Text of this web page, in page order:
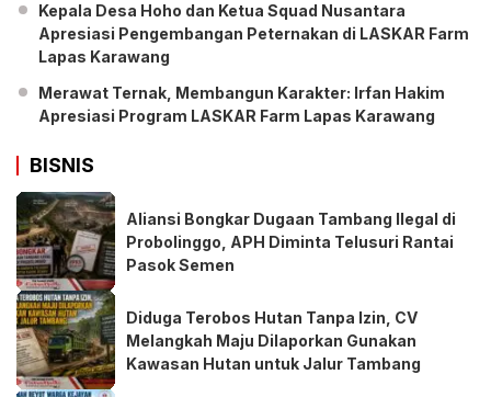
Kepala Desa Hoho dan Ketua Squad Nusantara
Apresiasi Pengembangan Peternakan di LASKAR Farm
Lapas Karawang
Merawat Ternak, Membangun Karakter: Irfan Hakim
Apresiasi Program LASKAR Farm Lapas Karawang
BISNIS
Aliansi Bongkar Dugaan Tambang Ilegal di
Probolinggo, APH Diminta Telusuri Rantai
Pasok Semen
Diduga Terobos Hutan Tanpa Izin, CV
Melangkah Maju Dilaporkan Gunakan
Kawasan Hutan untuk Jalur Tambang